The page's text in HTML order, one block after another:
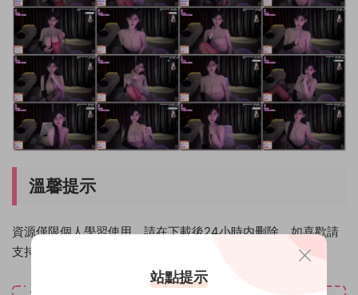
溫馨提示
資源僅限個人學習使用，請在下載後24小時内删除。如喜歡請
支持原創作者！
資源下載
站點提示